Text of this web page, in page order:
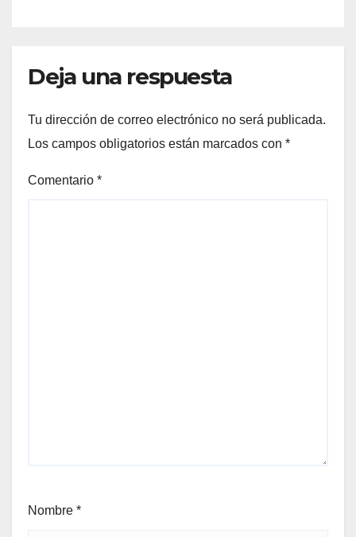
Deja una respuesta
Tu dirección de correo electrónico no será publicada.
Los campos obligatorios están marcados con *
Comentario *
Nombre *